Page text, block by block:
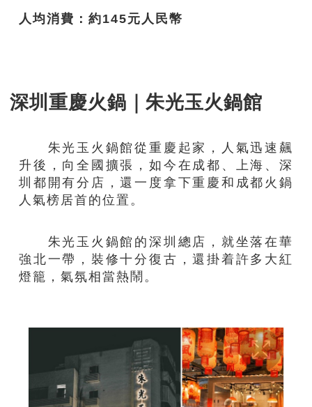
人均消費：約145元人民幣
深圳重慶火鍋｜朱光玉火鍋館
朱光玉火鍋館從重慶起家，人氣迅速飆
升後，向全國擴張，如今在成都、上海、深
圳都開有分店，還一度拿下重慶和成都火鍋
人氣榜居首的位置。
朱光玉火鍋館的深圳總店，就坐落在華
強北一帶，裝修十分復古，還掛着許多大紅
燈籠，氣氛相當熱鬧。